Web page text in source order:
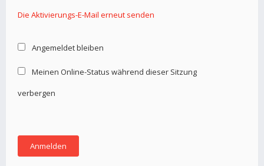
Die Aktivierungs-E-Mail erneut senden
Angemeldet bleiben
Meinen Online-Status während dieser Sitzung
verbergen